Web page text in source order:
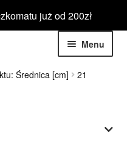
już od 200zł
Menu
Rozwiń
Średnica [cm] 21